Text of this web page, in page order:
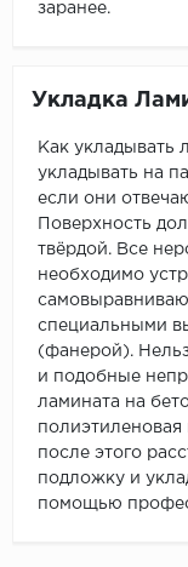
заранее.
Укладка
Как укладывать
укладывать на
если они
Поверхность
твёрдой. Все
необходимо
специальными
(фанерой).
и подобные
ламината на
после этого
подложку и
помощью